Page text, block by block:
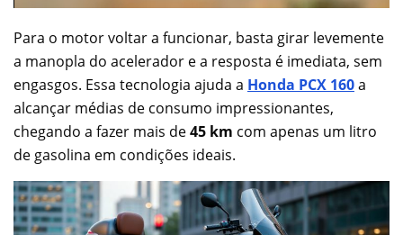
Para o motor voltar a funcionar, basta girar levemente
a manopla do acelerador e a resposta é imediata, sem
engasgos. Essa tecnologia ajuda a Honda PCX 160a
alcançar médias de consumo impressionantes,
chegando a fazer mais de45 km com apenas um litro
de gasolina em condições ideais.